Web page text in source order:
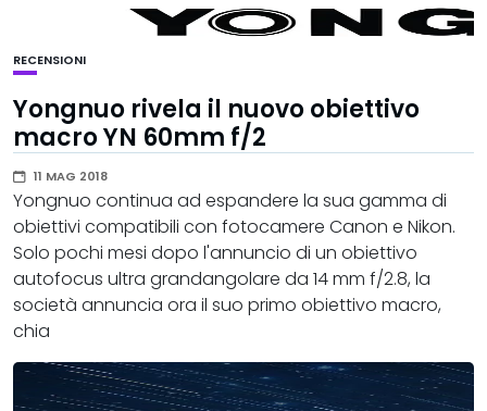
RECENSIONI
Yongnuo rivela il nuovo obiettivo
macro YN 60mm f/2
11 MAG 2018
Yongnuo continua ad espandere la sua gamma di
obiettivi compatibili con fotocamere Canon e Nikon.
Solo pochi mesi dopo l'annuncio di un obiettivo
autofocus ultra grandangolare da 14 mm f/2.8, la
società annuncia ora il suo primo obiettivo macro,
chia